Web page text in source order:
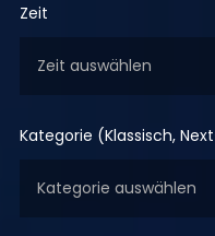
Zeit
Kategorie (Klassisch,